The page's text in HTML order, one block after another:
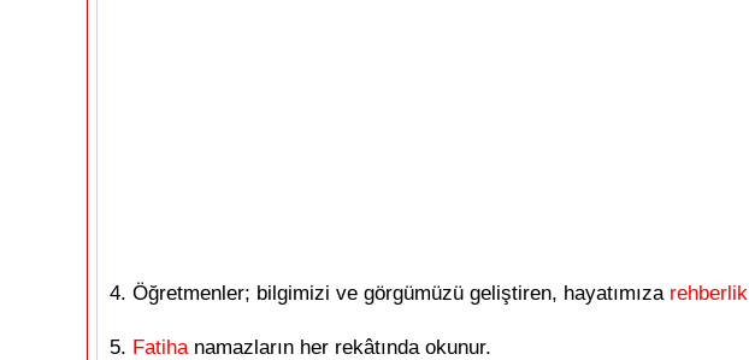
4. Öğretmenler; bilgimizi ve görgümüzü geliştiren, hayatımıza rehberlik
5. Fatihanamazların her rekâtında okunur.